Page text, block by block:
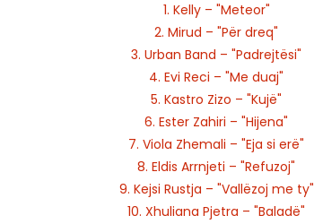
1. Kelly – "Meteor"
2. Mirud – "Për dreq"
3. Urban Band – "Padrejtësi"
4. Evi Reci – "Me duaj"
5. Kastro Zizo – "Kujë"
6. Ester Zahiri – "Hijena"
7. Viola Zhemali – "Eja si erë"
8. Eldis Arrnjeti – "Refuzoj"
9. Kejsi Rustja – "Vallëzoj me ty"
10. Xhuliana Pjetra – "Baladë"